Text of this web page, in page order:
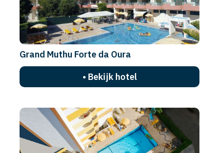
Grand Muthu Forte da Oura
• Bekijk hotel